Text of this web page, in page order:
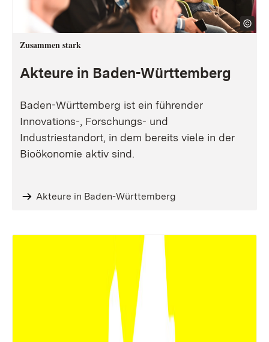
Zusammen stark
Akteure in Baden-Württemberg
Baden-Württemberg ist ein führender
Innovations-, Forschungs- und
Industriestandort, in dem bereits viele in der
Bioökonomie aktiv sind.
Akteure in Baden-Württemberg